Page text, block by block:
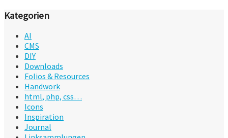
Kategorien
AI
CMS
DIY
Downloads
Folios & Resources
Handwork
html, php, css…
Icons
Inspiration
Journal